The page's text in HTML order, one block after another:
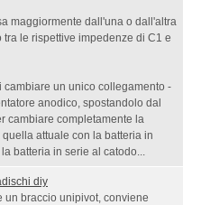
maggiormente dall'una o dall'altra
le rispettive impedenze di C1 e
cambiare un unico collegamento -
anodico, spostandolo dal
cambiare completamente la
attuale con la batteria in
batteria in serie al catodo...
diy
un braccio unipivot, conviene